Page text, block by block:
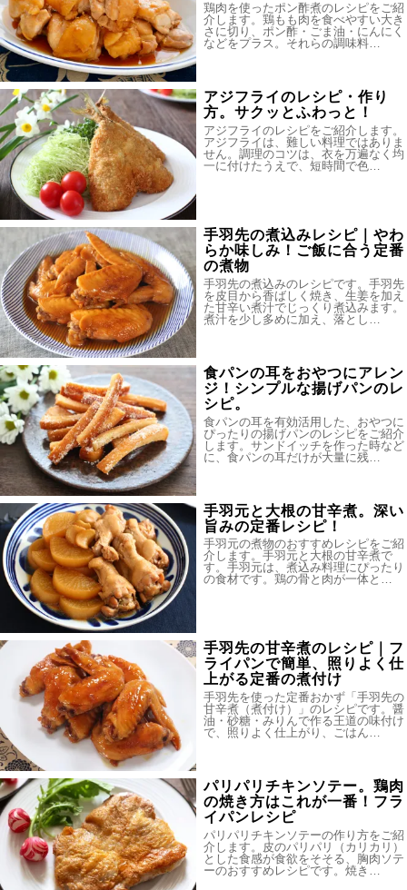
鶏肉を使ったポン酢煮のレシピをご紹
介します。鶏もも肉を食べやすい大き
さに切り、ポン酢・ごま油・にんにく
などをプラス。それらの調味料…
アジフライのレシピ・作り
方。サクッとふわっと！
アジフライのレシピをご紹介します。
アジフライは、難しい料理ではありま
せん。調理のコツは、衣を万遍なく均
一に付けたうえで、短時間で色…
手羽先の煮込みレシピ｜やわ
らか味しみ！ご飯に合う定番
の煮物
手羽先の煮込みのレシピです。手羽先
を皮目から香ばしく焼き、生姜を加え
た甘辛い煮汁でじっくり煮込みます。
煮汁を少し多めに加え、落とし…
食パンの耳をおやつにアレン
ジ！シンプルな揚げパンのレ
シピ。
食パンの耳を有効活用した、おやつに
ぴったりの揚げパンのレシピをご紹介
します。サンドイッチを作った時など
に、食パンの耳だけが大量に残…
手羽元と大根の甘辛煮。深い
旨みの定番レシピ！
手羽元の煮物のおすすめレシピをご紹
介します。手羽元と大根の甘辛煮で
す。手羽元は、煮込み料理にぴったり
の食材です。鶏の骨と肉が一体と…
手羽先の甘辛煮のレシピ｜フ
ライパンで簡単、照りよく仕
上がる定番の煮付け
手羽先を使った定番おかず「手羽先の
甘辛煮（煮付け）」のレシピです。醤
油・砂糖・みりんで作る王道の味付け
で、照りよく仕上がり、ごはん…
パリパリチキンソテー。鶏肉
の焼き方はこれが一番！フラ
イパンレシピ
パリパリチキンソテーの作り方をご紹
介します。皮のパリパリ（カリカリ）
とした食感が食欲をそそる、胸肉ソテ
ーのおすすめレシピです。焼き…